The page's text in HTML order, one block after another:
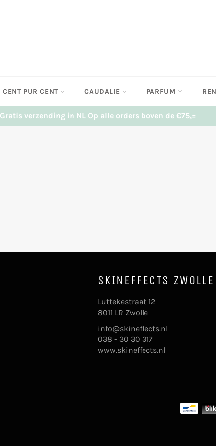
CENT PUR CENT CAUDALIE PARFUM REN
Gratis verzending in NL Op alle orders boven de €75,=
SKINEFFECTS ZWOLLE
Luttekestraat 12
8011 LR Zwolle
info@skineffects.nl
038 - 30 30 317
www.skineffects.nl